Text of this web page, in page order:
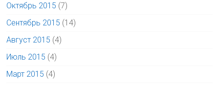
Октябрь 2015 (7)
Сентябрь 2015 (14)
Август 2015 (4)
Июль 2015 (4)
Март 2015 (4)